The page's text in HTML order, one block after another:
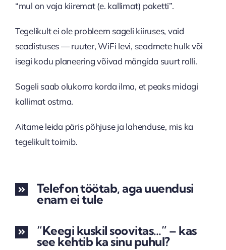
“mul on vaja kiiremat (e. kallimat) paketti”.
Tegelikult ei ole probleem sageli kiiruses, vaid
seadistuses — ruuter, WiFi levi, seadmete hulk või
isegi kodu planeering võivad mängida suurt rolli.
Sageli saab olukorra korda ilma, et peaks midagi
kallimat ostma.
Aitame leida päris põhjuse ja lahenduse, mis ka
tegelikult toimib.
Telefon töötab, aga uuendusi
enam ei tule
“Keegi kuskil soovitas…” – kas
see kehtib ka sinu puhul?